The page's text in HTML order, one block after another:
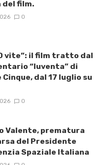
del film.
0
vite”: il film tratto dal
“Iuventa” di
Cinque, dal 17 luglio su
0
Valente, prematura
del Presidente
Spaziale Italiana